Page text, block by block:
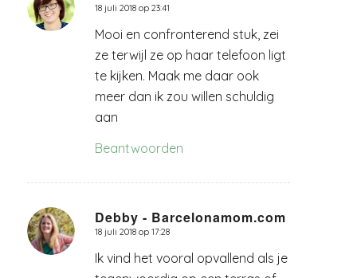
zegt:
18 juli 2018 op 23:41
Mooi en confronterend stuk, zei
ze terwijl ze op haar telefoon ligt
te kijken. Maak me daar ook
meer dan ik zou willen schuldig
aan
Beantwoorden
Debby - Barcelonamom.com
zegt:
18 juli 2018 op 17:28
Ik vind het vooral opvallend als je